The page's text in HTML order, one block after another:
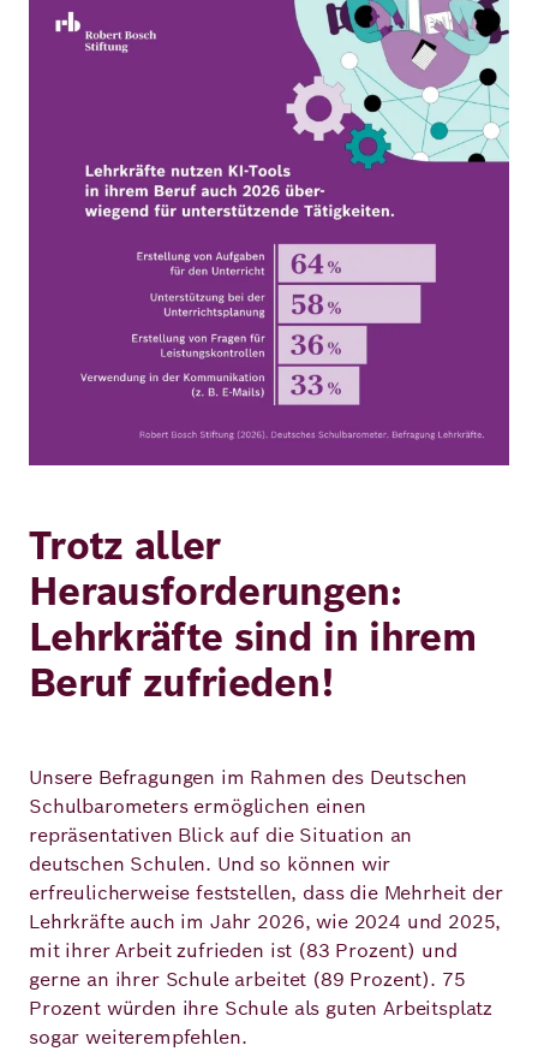
Trotz aller
Herausforderungen:
Lehrkräfte sind in ihrem
Beruf zufrieden!
Unsere Befragungen im Rahmen des Deutschen
Schulbarometers ermöglichen einen
repräsentativen Blick auf die Situation an
deutschen Schulen. Und so können wir
erfreulicherweise feststellen, dass die Mehrheit der
Lehrkräfte auch im Jahr 2026, wie 2024 und 2025,
mit ihrer Arbeit zufrieden ist (83 Prozent) und
gerne an ihrer Schule arbeitet (89 Prozent). 75
Prozent würden ihre Schule als guten Arbeitsplatz
sogar weiterempfehlen.